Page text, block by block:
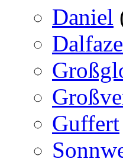
Daniel
Guffert